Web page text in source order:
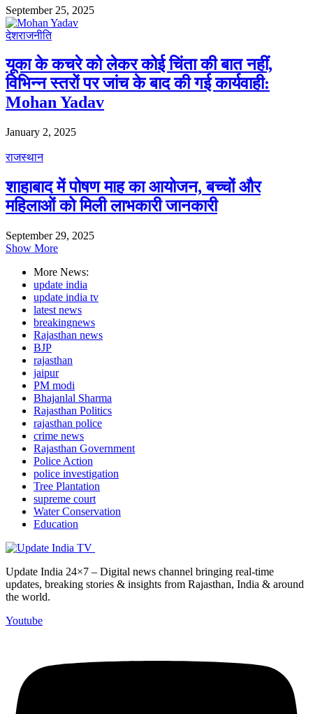
September 25, 2025
देशराजनीति
यूका के कचरे को लेकर कोई चिंता की बात नहीं,
विभिन्न स्तरों पर जांच के बाद की गई कार्यवाही:
Mohan Yadav
January 2, 2025
राजस्थान
शाहाबाद में पोषण माह का आयोजन, बच्चों और
महिलाओं को मिली लाभकारी जानकारी
September 29, 2025
Show More
More News:
update india
update india tv
latest news
breakingnews
Rajasthan news
BJP
rajasthan
jaipur
PM modi
Bhajanlal Sharma
Rajasthan Politics
rajasthan police
crime news
Rajasthan Government
Police Action
police investigation
Tree Plantation
supreme court
Water Conservation
Education
Update India 24×7 – Digital news channel bringing real-time
updates, breaking stories & insights from Rajasthan, India & around
the world.
Youtube